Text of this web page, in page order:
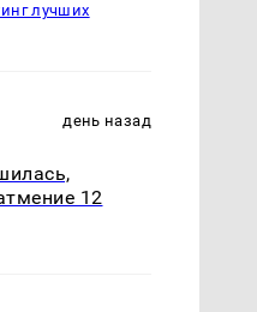
лучших
день назад
12